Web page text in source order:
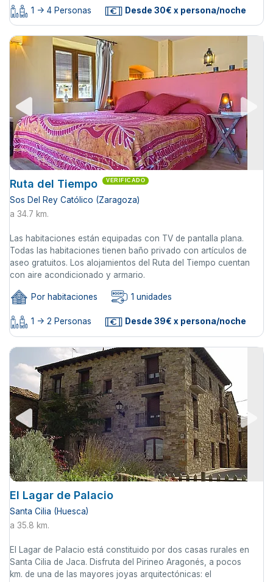
1 -> 4 Personas Desde 30€ x persona/noche
Ruta del Tiempo VERIFICADO
Sos Del Rey Católico (Zaragoza)
a 34.7 km.
Las habitaciones están equipadas con TV de pantalla plana.
Todas las habitaciones tienen baño privado con artículos de
aseo gratuitos. Los alojamientos del Ruta del Tiempo cuentan
con aire acondicionado y armario.
Por habitaciones 1 unidades
1 -> 2 Personas Desde 39€ x persona/noche
El Lagar de Palacio
Santa Cilia (Huesca)
a 35.8 km.
El Lagar de Palacio está constituido por dos casas rurales en
Santa Cilia de Jaca. Disfruta del Pirineo Aragonés, a pocos
km. de una de las mayores joyas arquitectónicas: el